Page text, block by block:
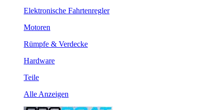
Elektronische Fahrtenregler
Motoren
Rümpfe & Verdecke
Hardware
Teile
Alle Anzeigen